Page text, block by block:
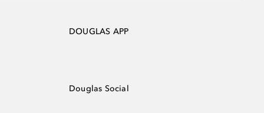
DOUGLAS APP
Douglas Social